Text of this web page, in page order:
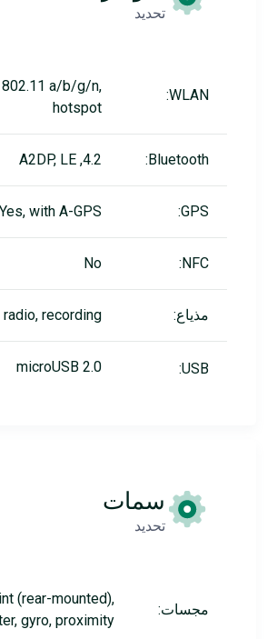
تحديد
WLAN:
a/b/g/n,
hotspot
Bluetooth:
4.2, A2DP, LE
GPS:
Yes, with A-GPS
NFC:
No
مذياع: recording
USB:
microUSB 2.0
سمات
تحديد
مجسات:
(rear-mounted),
gyro, proximity